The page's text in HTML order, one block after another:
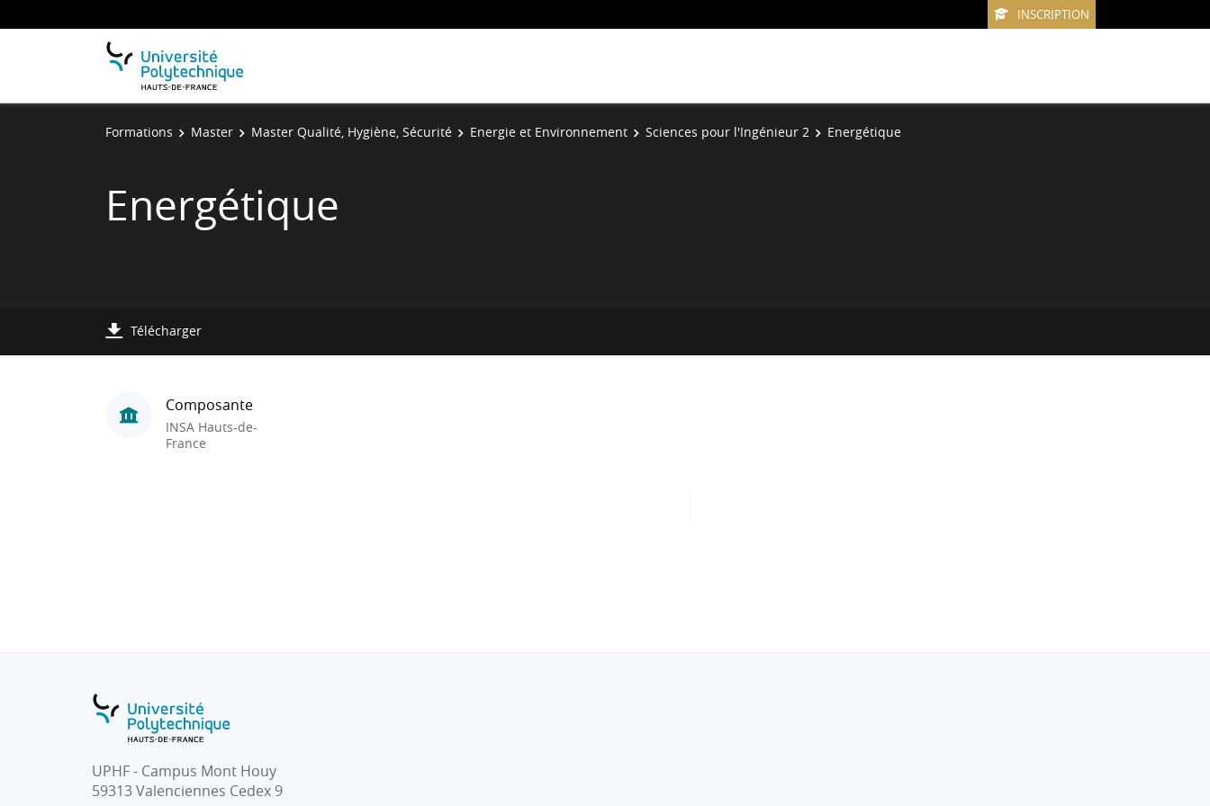
INSCRIPTION
Formations Master Master Qualité, Hygiène, Sécurité Energie et Environnement Sciences pour l'Ingénieur 2 Energétique
Energétique
Télécharger
Composante
INSA Hauts-de-
France
UPHF - Campus Mont Houy
59313 Valenciennes Cedex 9